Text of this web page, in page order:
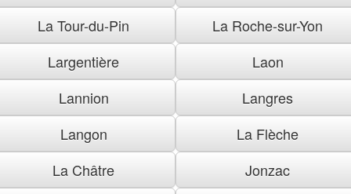
La Tour-du-Pin
La Roche-sur-Yon
Largentière
Laon
Lannion
Langres
Langon
La Flèche
La Châtre
Jonzac